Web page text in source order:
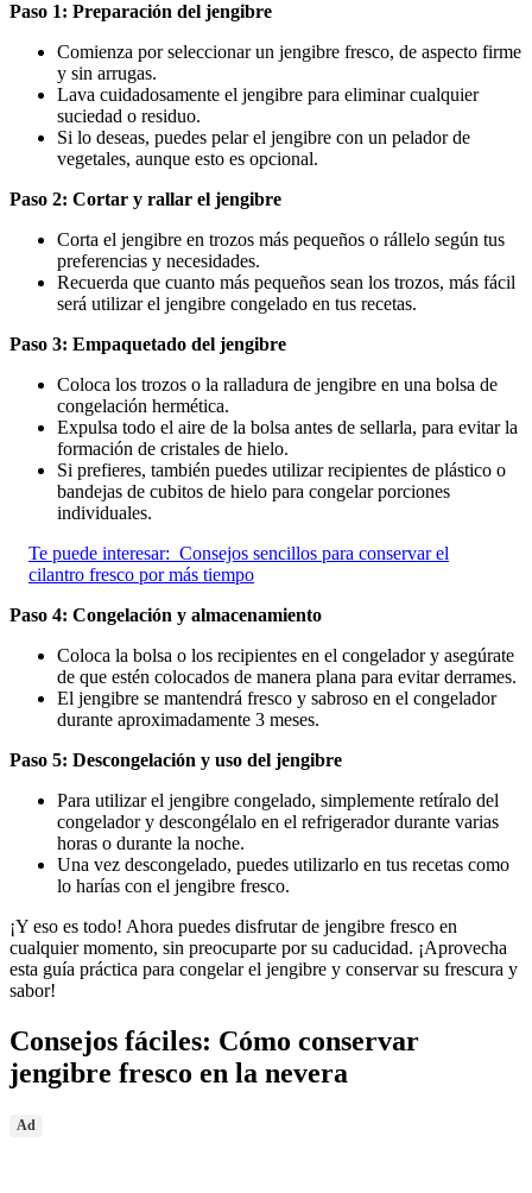
Paso 1: Preparación del jengibre
Comienza por seleccionar un jengibre fresco, de aspecto firme
y sin arrugas.
Lava cuidadosamente el jengibre para eliminar cualquier
suciedad o residuo.
Si lo deseas, puedes pelar el jengibre con un pelador de
vegetales, aunque esto es opcional.
Paso 2: Cortar y rallar el jengibre
Corta el jengibre en trozos más pequeños o rállelo según tus
preferencias y necesidades.
Recuerda que cuanto más pequeños sean los trozos, más fácil
será utilizar el jengibre congelado en tus recetas.
Paso 3: Empaquetado del jengibre
Coloca los trozos o la ralladura de jengibre en una bolsa de
congelación hermética.
Expulsa todo el aire de la bolsa antes de sellarla, para evitar la
formación de cristales de hielo.
Si prefieres, también puedes utilizar recipientes de plástico o
bandejas de cubitos de hielo para congelar porciones
individuales.
Te puede interesar: Consejos sencillos para conservar el
cilantro fresco por más tiempo
Paso 4: Congelación y almacenamiento
Coloca la bolsa o los recipientes en el congelador y asegúrate
de que estén colocados de manera plana para evitar derrames.
El jengibre se mantendrá fresco y sabroso en el congelador
durante aproximadamente 3 meses.
Paso 5: Descongelación y uso del jengibre
Para utilizar el jengibre congelado, simplemente retíralo del
congelador y descongélalo en el refrigerador durante varias
horas o durante la noche.
Una vez descongelado, puedes utilizarlo en tus recetas como
lo harías con el jengibre fresco.
¡Y eso es todo! Ahora puedes disfrutar de jengibre fresco en
cualquier momento, sin preocuparte por su caducidad. ¡Aprovecha
esta guía práctica para congelar el jengibre y conservar su frescura y
sabor!
Consejos fáciles: Cómo conservar
jengibre fresco en la nevera
Ad